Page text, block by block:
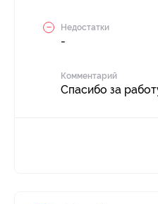
Недостатки
-
Комментарий
Спасибо за